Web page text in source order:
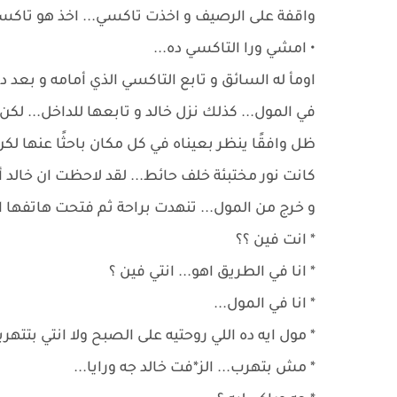
واقفة على الرصيف و اخذت تاكسي... اخذ هو
• امشي ورا التاكسي ده...
اومأ له السائق و تابع التاكسي الذي أمامه و
في المول... كذلك نزل خالد و تابعها للداخل...
ظل وافقًا ينظر بعيناه في كل مكان باحثًا عنها
كانت نور مختبئة خلف حائط... لقد لاحظت ان
و خرج من المول... تنهدت براحة ثم فتحت
* انت فين ؟؟
* انا في الطريق اهو... انتي فين ؟
* انا في المول...
* مول ايه ده اللي روحتيه على الصبح ولا انتي
* مش بتهرب... الز*فت خالد جه ورايا...